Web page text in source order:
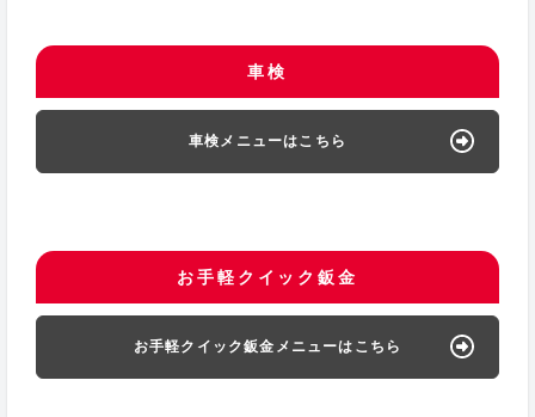
車検
車検メニューはこちら
お手軽クイック鈑金
お手軽クイック鈑金メニューはこちら